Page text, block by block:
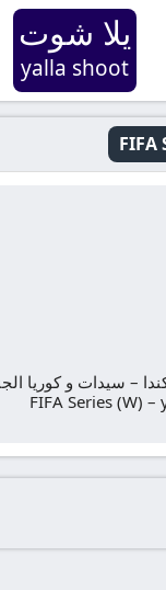
يلا شوت
yalla shoot
– سيدات و كوريا